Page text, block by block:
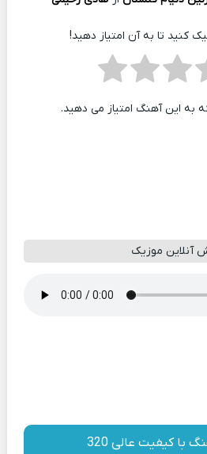
کنید تا به آن امتیاز دهید!
به این آهنگ امتیاز می دهید.
آنلاین موزیک
با کیفیت عالی 320